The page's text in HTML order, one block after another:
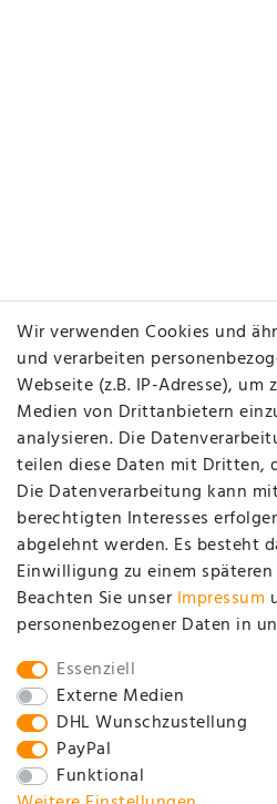
Wir verwenden Cookies und
und verarbeiten
Webseite (z.B. IP-Adresse),
Medien von Drittanbietern
analysieren. Die
teilen diese Daten mit Dritten,
Die Datenverarbeitung kann
berechtigten Interesses
abgelehnt werden. Es besteht
Einwilligung zu einem
Beachten Sie unser Impressum
personenbezogener Daten in
Essenziell
Externe Medien
DHL Wunschzustellung
PayPal
Funktional